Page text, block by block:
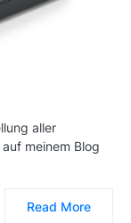
aller
meinem Blog
Read More